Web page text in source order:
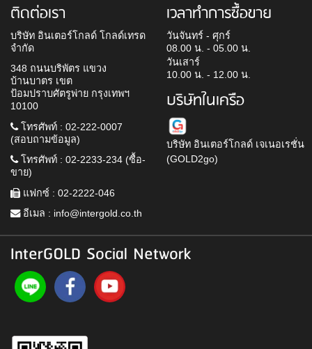
ติดต่อเรา
บริษัท อินเตอร์โกลด์ โกลด์เทรด
จำกัด
348 ถนนบริพัตร แขวง
บ้านบาตร เขต
ป้อมปราบศัตรูพ่าย กรุงเทพฯ
10100
โทรศัพท์ : 02-222-0007
(สอบถามข้อมูล)
โทรศัพท์ : 02-2233-234 (ซื้อ-
ขาย)
แฟกซ์ : 02-2222-046
อีเมล : info@intergold.co.th
เวลาทำการซื้อขาย
วันจันทร์ - ศุกร์
08.00 น. - 05.00 น.
วันเสาร์
10.00 น. - 12.00 น.
บริษัทในเครือ
บริษัท อินเตอร์โกลด์ เจเนอเรชั่น
(GOLD2go)
InterGOLD Social Network